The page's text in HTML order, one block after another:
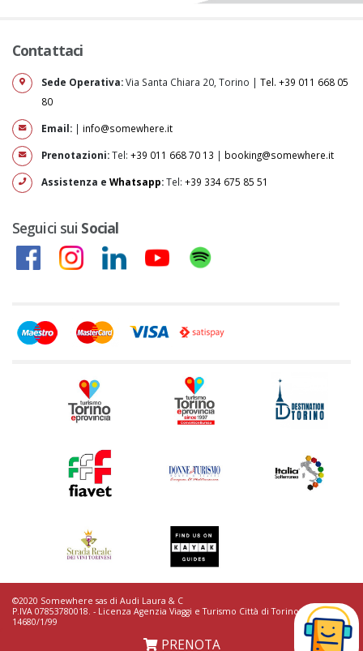
PRENOTA
Contattaci
Sede Operativa:Via Santa Chiara 20, Torino | Tel. +39 011 668 05
80
Email: | info@somewhere.it
Prenotazioni:Tel: +39 011 668 70 13 | booking@somewhere.it
Assistenza e Whatsapp:Tel: +39 334 675 85 51
Seguici sui Social
©2020 Somewhere sas di Audi Laura & C
P.IVA 07853780018. - Licenza Agenzia Viaggi e Turismo Città di Torino n.
14680/1/99
REGOLAMENTO TOURS / CONTRIBUTI EROGATI